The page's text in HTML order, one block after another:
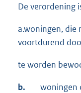
De verordening
a.woningen, die
voortdurend
te worden
b.
woningen